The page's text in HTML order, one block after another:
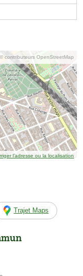
© contributeurs OpenStreetMap
l’adresse ou la localisation
Trajet Maps